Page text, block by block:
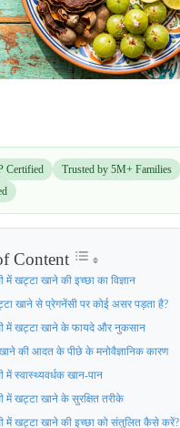
Certified Trusted by 5M+ Families
Content
में खट्टा खाने की इच्छा का विज्ञान
खाने से प्रेगनेंसी पर कोई असर पड़ता है?
में खट्टा खाने के फायदे और नुकसान
की आदत के पीछे के मनोवैज्ञानिक कारण
में स्वास्थ्यवर्धक खान-पान
में खट्टा खाने के सुरक्षित तरीके
में खट्टा खाने की इच्छा को संतुलित कैसे करें?